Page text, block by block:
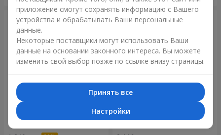
Букет "Времена года" Букет из 21 кремовой розы
приложение смогут сохранять информацию с Вашего
устройства и обрабатывать Ваши персональные
данные.
Некоторые поставщики могут использовать Ваши
данные на основании законного интереса. Вы можете
изменить свой выбор позже по ссылке внизу страницы.
Принять все
Настройки